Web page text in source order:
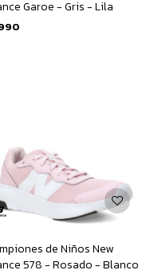
Garoe - Gris - Lila
de Niños New
578 - Rosado - Blanco